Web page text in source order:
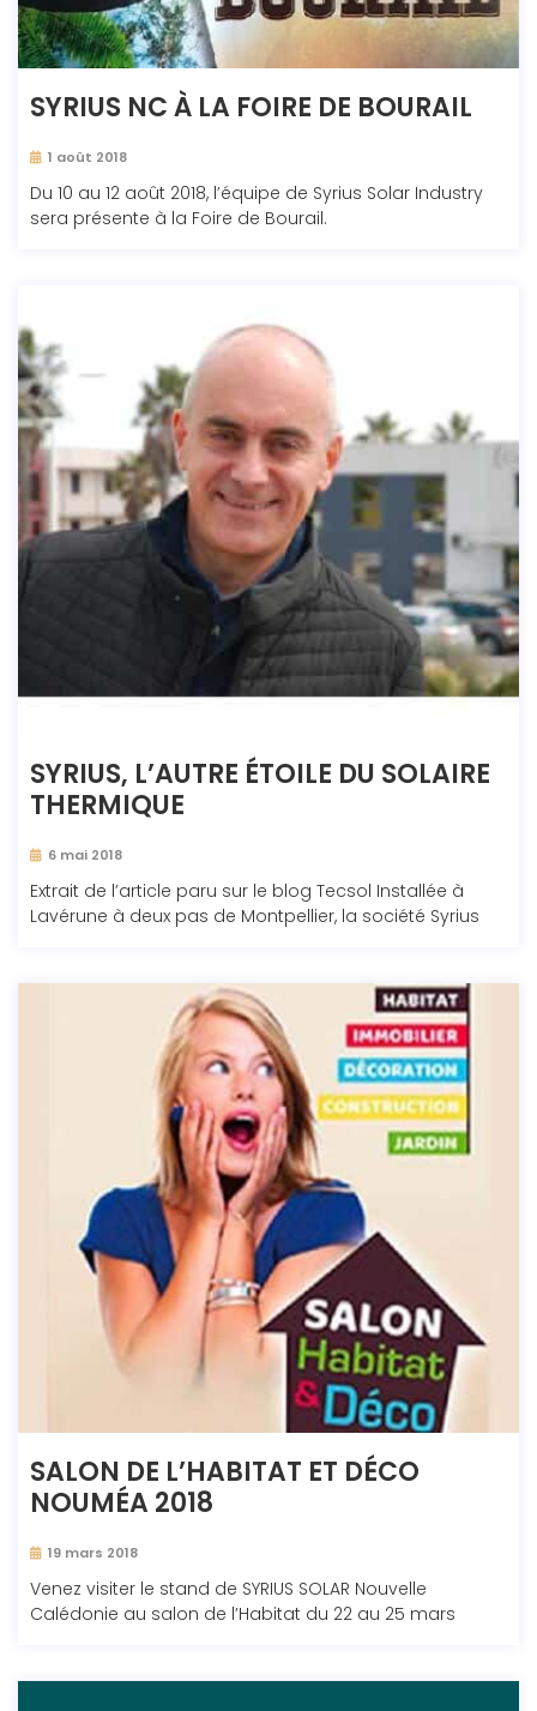
SYRIUS NC À LA FOIRE DE BOURAIL
1 août 2018
Du 10 au 12 août 2018, l’équipe de Syrius Solar Industry
sera présente à la Foire de Bourail.
SYRIUS, L’AUTRE ÉTOILE DU SOLAIRE
THERMIQUE
6 mai 2018
Extrait de l’article paru sur le blog Tecsol Installée à
Lavérune à deux pas de Montpellier, la société Syrius
SALON DE L’HABITAT ET DÉCO
NOUMÉA 2018
19 mars 2018
Venez visiter le stand de SYRIUS SOLAR Nouvelle
Calédonie au salon de l’Habitat du 22 au 25 mars